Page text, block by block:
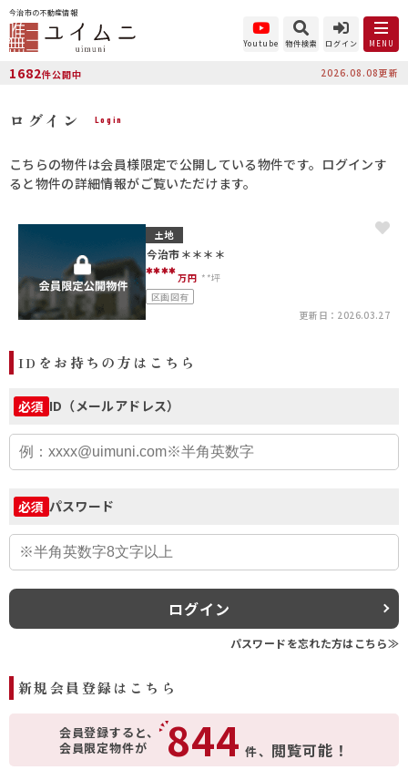
今治市の不動産情報
Youtube 物件検索 ログイン MENU
1682件公開中 2026.08.08更新
ログイン Login
こちらの物件は会員様限定で公開している物件です。ログインす
ると物件の詳細情報がご覧いただけます。
土地
今治市＊＊＊＊
****万円 **坪
区画図有
更新日：2026.03.27
IDをお持ちの方はこちら
必須 ID（メールアドレス）
必須 パスワード
ログイン
パスワードを忘れた方はこちら≫
新規会員登録はこちら
会員登録すると、
会員限定物件が
844 件、 閲覧可能！